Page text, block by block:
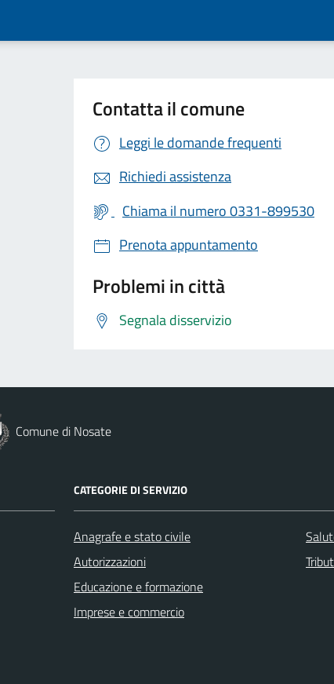
Contatta il comune
Leggi le domande frequenti
Richiedi assistenza
Chiama il numero 0331-899530
Prenota appuntamento
Problemi in città
Segnala disservizio
Comune di Nosate
CATEGORIE DI SERVIZIO
Anagrafe e stato civile
Autorizzazioni
Educazione e formazione
Imprese e commercio